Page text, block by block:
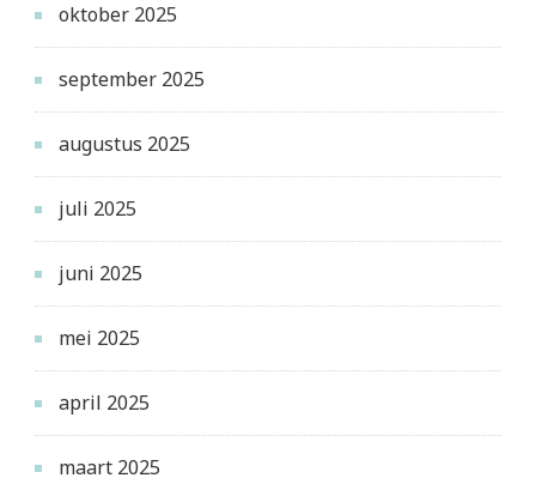
oktober 2025
september 2025
augustus 2025
juli 2025
juni 2025
mei 2025
april 2025
maart 2025